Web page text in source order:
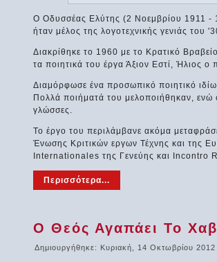
Ο Οδυσσέας Ελύτης (2 Νοεμβρίου 1911 -
ήταν μέλος της λογοτεχνικής γενιάς του
Διακρίθηκε το 1960 με το Κρατικό
τα ποιητικά του έργα Άξιον Εστί, Ήλιος
Διαμόρφωσε ένα προσωπικό ποιητικό
Πολλά ποιήματά του μελοποιήθηκαν, ενώ
γλώσσες.
Το έργο του περιλάμβανε ακόμα
Ένωσης Κριτικών εργων Τέχνης και της
Internationales της Γενεύης και
Περισσότερα...
Ο Θεός Αγαπάει Το
Δημιουργήθηκε: Κυριακή, 14 Οκτωβρίου 2012